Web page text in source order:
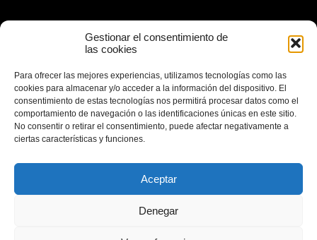
Gestionar el consentimiento de
las cookies
Para ofrecer las mejores experiencias, utilizamos tecnologías como las
cookies para almacenar y/o acceder a la información del dispositivo. El
consentimiento de estas tecnologías nos permitirá procesar datos como el
comportamiento de navegación o las identificaciones únicas en este sitio.
No consentir o retirar el consentimiento, puede afectar negativamente a
ciertas características y funciones.
Aceptar
Denegar